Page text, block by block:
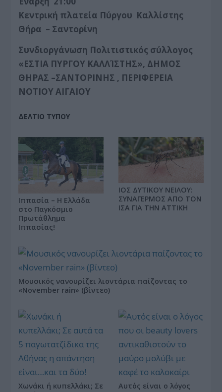
Κεντρική πλατεία Πύργου Καλλίστης
Θήρα – Σαντορίνη
Συνδιοργάνωση Πολιτιστικός σύλλογος
«ΕΣΤΙΑ ΠΥΡΓΟΥ ΚΑΛΛΊΣΤΗΣ», ΔΗΜΟΣ
ΘΗΡΑΣ –ΣΑΝΤΟΡΙΝΗΣ , ΠΕΡΙΦΕΡΕΙΑ
ΝΟΤΙΟΥ ΑΙΓΑΙΟΥ
ΔΕΛΤΙΟ ΤΥΠΟΥ
Ιππασία – Η Ελλάδα
στο Παγκόσμιο
Πρωτάθλημα
Ιππασίας!
ΙΟΣ ΔΥΤΙΚΟΥ ΝΕΙΛΟΥ:
ΣΥΝΑΓΕΡΜΟΣ ΑΠΟ ΤΟΝ
ΙΣΑ ΓΙΑ ΤΗΝ ΑΤΤΙΚΗ
Μουσικός νανουρίζει λιοντάρια παίζοντας το
«November rain» (βίντεο)
Χωνάκι ή κυπελλάκι; Σε
Αυτός είναι ο λόγος